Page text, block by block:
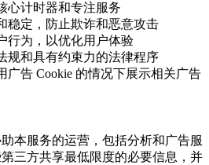
心计时器和专注服务
稳定，防止欺诈和恶意攻击
行为，以优化用户体验
规和具有约束力的法律程序
广告 Cookie 的情况下展示相关广告
本服务的运营，包括分析和广告服
三方共享最低限度的必要信息，并